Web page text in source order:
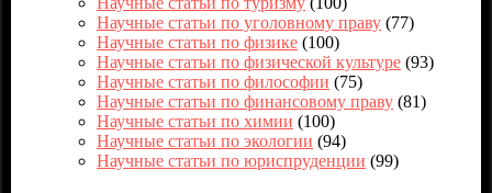
Научные статьи по уголовному праву (77)
Научные статьи по физике (100)
Научные статьи по физической культуре (93)
Научные статьи по философии (75)
Научные статьи по финансовому праву (81)
Научные статьи по химии (100)
Научные статьи по экологии (94)
Научные статьи по юриспруденции (99)